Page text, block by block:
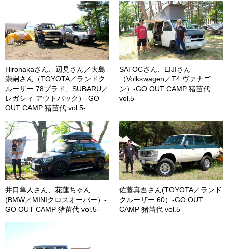
Hironakaさん、辺見さん／大島
崇嗣さん（TOYOTA／ランドク
ルーザー 78プラド、SUBARU／
レガシィ アウトバック）-GO
OUT CAMP 猪苗代 vol.5-
SATOCさん、EIJIさん
（Volkswagen／T4 ヴァナゴ
ン）-GO OUT CAMP 猪苗代
vol.5-
井口隼人さん、花蓮ちゃん
(BMW／MINIクロスオーバー）-
GO OUT CAMP 猪苗代 vol.5-
佐藤真吾さん(TOYOTA／ランド
クルーザー 60）-GO OUT
CAMP 猪苗代 vol.5-